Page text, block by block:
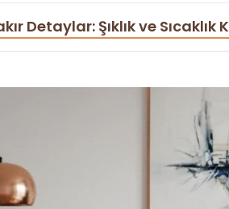
Detaylar: Şıklık ve Sıcaklık